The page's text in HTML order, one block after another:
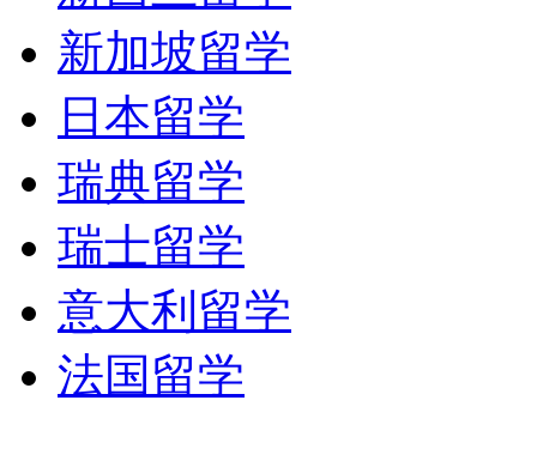
新加坡留学
日本留学
瑞典留学
瑞士留学
意大利留学
法国留学